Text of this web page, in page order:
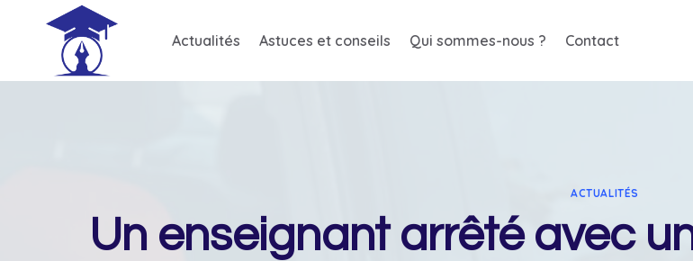
Actualités Astuces et conseils Qui sommes-nous ? Contact
ACTUALITÉS
Un enseignant arrêté avec